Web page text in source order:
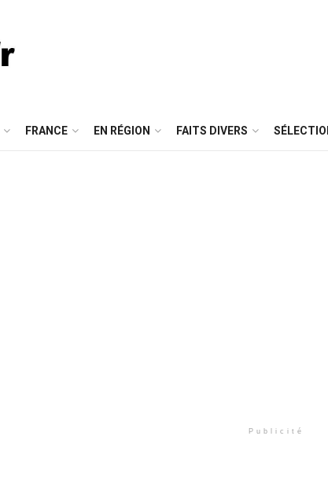
FRANCE EN RÉGION FAITS DIVERS
Publicité